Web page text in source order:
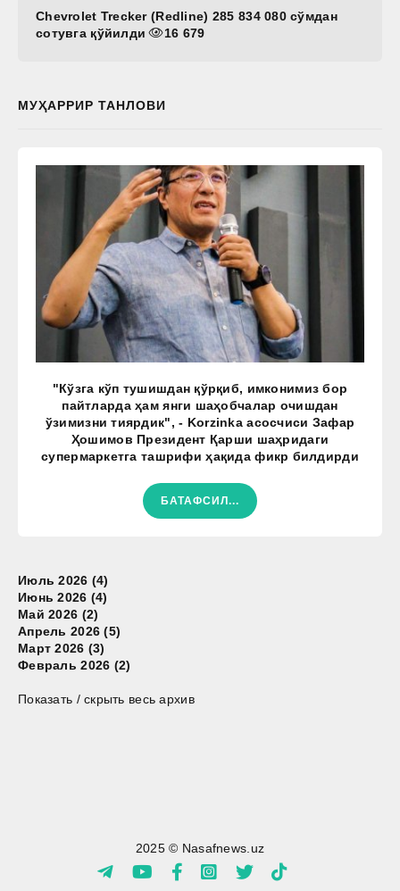
Chevrolet Trecker (Redline) 285 834 080 сўмдан
сотувга қўйилди
16 679
МУҲАРРИР ТАНЛОВИ
"Кўзга кўп тушишдан қўрқиб, имконимиз бор
пайтларда ҳам янги шаҳобчалар очишдан
ўзимизни тиярдик", - Korzinka асосчиси Зафар
Ҳошимов Президент Қарши шаҳридаги
супермаркетга ташрифи ҳақида фикр билдирди
БАТАФСИЛ...
Июль 2026 (4)
Июнь 2026 (4)
Май 2026 (2)
Апрель 2026 (5)
Март 2026 (3)
Февраль 2026 (2)
Показать / скрыть весь архив
2025 © Nasafnews.uz